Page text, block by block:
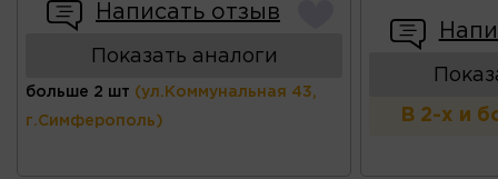
Написать отзыв
Показать аналоги
больше 2 шт (ул.Коммунальная 43,
г.Симферополь) В 2-х и